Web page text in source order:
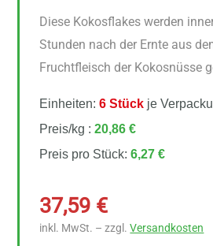
Diese Kokosflakes werden
Stunden nach der Ernte aus
Fruchtfleisch der Kokosnüsse
Einheiten:6 Stück je
Preis/kg :20,86 €
Preis pro Stück:6,27 €
37,59 €
inkl. MwSt. – zzgl.Versandkosten